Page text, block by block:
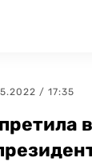
/ 17:35